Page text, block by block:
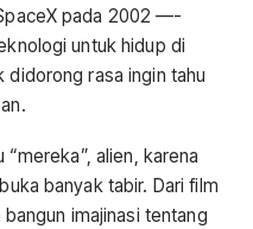
pada 2002 —-
untuk hidup di
rasa ingin tahu
alien, karena
banyak tabir. Dari film
imajinasi tentang